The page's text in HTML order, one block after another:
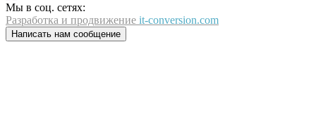
Мы в соц. сетях:
Разработка и продвижение it-conversion.com
Написать нам сообщение